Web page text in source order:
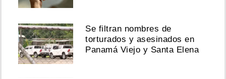
Se filtran nombres de
torturados y asesinados en
Panamá Viejo y Santa Elena